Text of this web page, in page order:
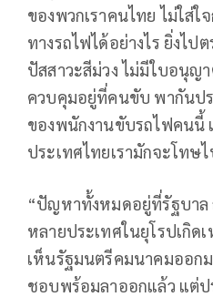
ของพวกเราคนไทย ไม่ใส่
ทางรถไฟได้อย่างไร ยิ่งไ
ปัสสาวะสีม่วง ไม่มีใบอนุญ
ควบคุมอยู่ที่คนขับ พากันป
ของพนักงานขับรถไฟคน
ประเทศไทยเรามักจะโทษ
“ปัญหาทั้งหมดอยู่ที่รัฐบา
หลายประเทศในยุโรปเกิด
เห็นรัฐมนตรีคมนาคมออก
ชอบพร้อมลาออกแล้ว แต่ป